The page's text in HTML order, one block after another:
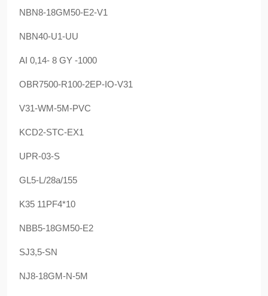
NBN8-18GM50-E2-V1
NBN40-U1-UU
AI 0,14- 8 GY -1000
OBR7500-R100-2EP-IO-V31
V31-WM-5M-PVC
KCD2-STC-EX1
UPR-03-S
GL5-L/28a/155
K35 11PF4*10
NBB5-18GM50-E2
SJ3,5-SN
NJ8-18GM-N-5M